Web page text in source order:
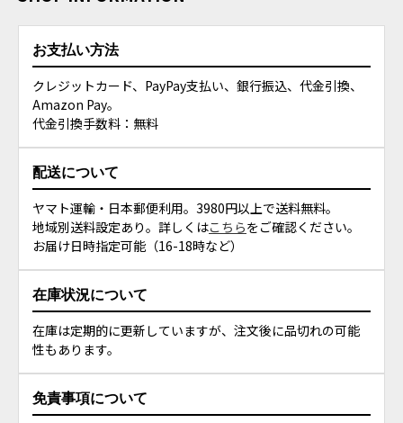
お支払い方法
クレジットカード、PayPay支払い、銀行振込、代金引換、
Amazon Pay。
代金引換手数料：無料
配送について
ヤマト運輸・日本郵便利用。3980円以上で送料無料。
地域別送料設定あり。詳しくはこちらをご確認ください。
お届け日時指定可能（16-18時など）
在庫状況について
在庫は定期的に更新していますが、注文後に品切れの可能
性もあります。
免責事項について